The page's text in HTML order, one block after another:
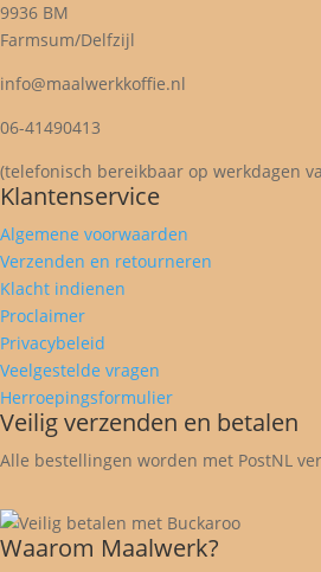
9936 BM
Farmsum/Delfzijl
info@maalwerkkoffie.nl
06-41490413
(telefonisch bereikbaar op werkdagen
Klantenservice
Algemene voorwaarden
Verzenden en retourneren
Klacht indienen
Proclaimer
Privacybeleid
Veelgestelde vragen
Herroepingsformulier
Veilig verzenden en betalen
Alle bestellingen worden met PostNL
Waarom Maalwerk?